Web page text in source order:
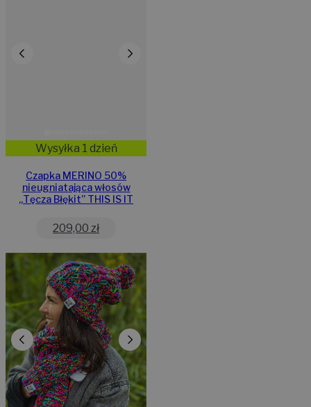
Wysyłka 1 dzień
Czapka MERINO 50%
nieugniatająca włosów
„Tęcza Błękit” THIS IS IT
209,00 zł